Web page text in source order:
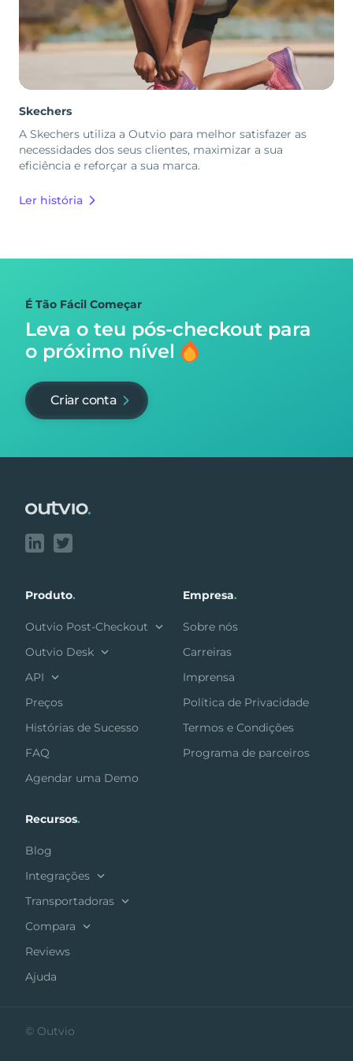
Skechers
A Skechers utiliza a Outvio para melhor satisfazer as
necessidades dos seus clientes, maximizar a sua
eficiência e reforçar a sua marca.
Ler história
É Tão Fácil Começar
Leva o teu pós-checkout para
o próximo nível
Criar conta
Produto.
Outvio Post-Checkout
Outvio Desk
API
Preços
Histórias de Sucesso
FAQ
Agendar uma Demo
Empresa.
Sobre nós
Carreiras
Imprensa
Política de Privacidade
Termos e Condições
Programa de parceiros
Recursos.
Blog
Integrações
Transportadoras
Compara
Reviews
Ajuda
© Outvio